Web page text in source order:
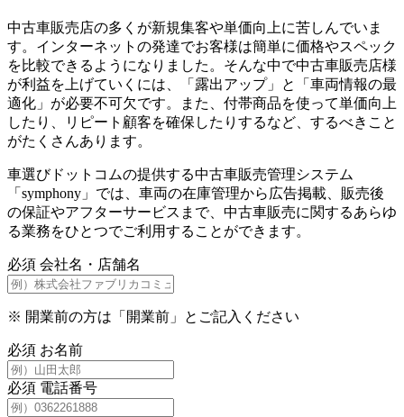
中古車販売店の多くが新規集客や単価向上に苦しんでいま
す。インターネットの発達でお客様は簡単に価格やスペック
を比較できるようになりました。そんな中で中古車販売店様
が利益を上げていくには、「露出アップ」と「車両情報の最
適化」が必要不可欠です。また、付帯商品を使って単価向上
したり、リピート顧客を確保したりするなど、するべきこと
がたくさんあります。
車選びドットコムの提供する中古車販売管理システム
「symphony」では、車両の在庫管理から広告掲載、販売後
の保証やアフターサービスまで、中古車販売に関するあらゆ
る業務をひとつでご利用することができます。
必須 会社名・店舗名
※ 開業前の方は「開業前」とご記入ください
必須 お名前
必須 電話番号